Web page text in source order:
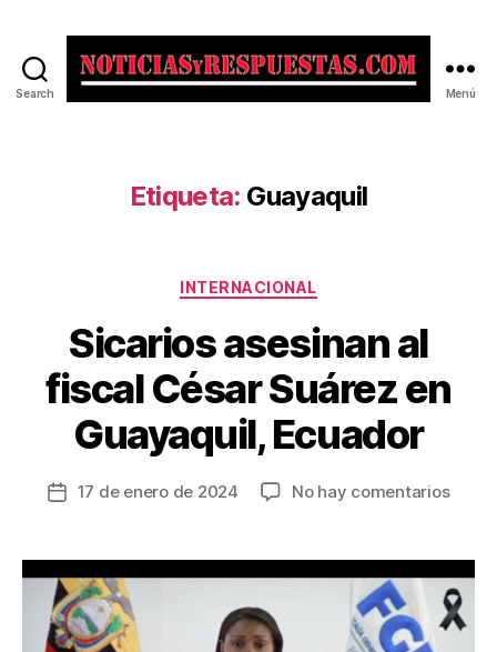
Search Menú
Etiqueta: Guayaquil
Categorías
INTERNACIONAL
Sicarios asesinan al
fiscal César Suárez en
Guayaquil, Ecuador
Fecha
entrada
17 de enero de 2024 No hay comentariosen
al
fiscal
César